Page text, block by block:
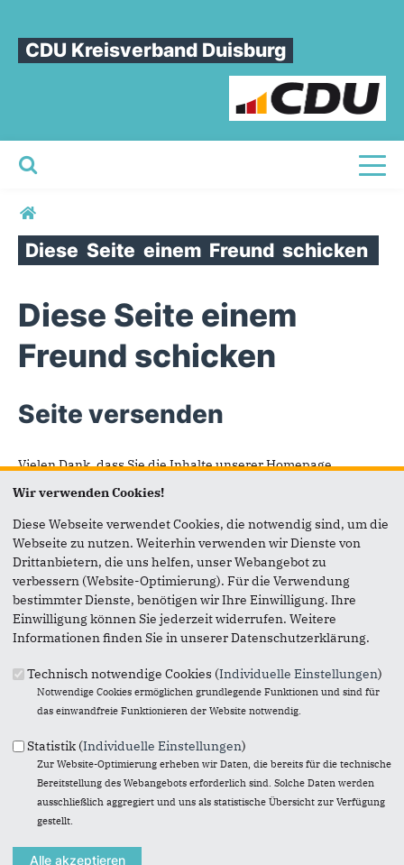
CDU Kreisverband Duisburg
Sie sind hier
Diese Seite einem Freund schicken
Diese Seite einem
Freund schicken
Seite versenden
Vielen Dank, dass Sie die Inhalte unserer Homepage
Anmerkung: Ihre E-Mail-Adresse wird benötigt um die
Personen, denen Sie die Seite weiterempfehlen, zu
informieren, von wem die Empfehlung kommt, und dass es
kein Spam ist.
Das mit * gekennzeichnete Feld ist ein Pflichtfeld.
Eigene E-Mail-Adresse*
Eigener Name *
Senden an*
Wir verwenden Cookies!
Diese Webseite verwendet Cookies, die notwendig sind, um die
Webseite zu nutzen. Weiterhin verwenden wir Dienste von
Drittanbietern, die uns helfen, unser Webangebot zu
verbessern (Website-Optimierung). Für die Verwendung
bestimmter Dienste, benötigen wir Ihre Einwilligung. Ihre
Einwilligung können Sie jederzeit widerrufen. Weitere
Informationen finden Sie in unserer Datenschutzerklärung.
Technisch notwendige Cookies (Individuelle Einstellungen)
Notwendige Cookies ermöglichen grundlegende Funktionen und sind für
das einwandfreie Funktionieren der Website notwendig.
Statistik (Individuelle Einstellungen)
Zur Website-Optimierung erheben wir Daten, die bereits für die technische
Bereitstellung des Webangebots erforderlich sind. Solche Daten werden
ausschließlich aggregiert und uns als statistische Übersicht zur Verfügung
gestellt.